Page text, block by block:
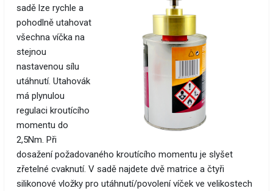
sadě lze rychle a
pohodlně utahovat
všechna víčka na
stejnou
nastavenou sílu
utáhnutí. Utahovák
má plynulou
regulaci kroutícího
momentu do
2,5Nm. Při
dosažení požadovaného kroutícího momentu je slyšet
zřetelné cvaknutí. V sadě najdete dvě matrice a čtyři
silikonové vložky pro utáhnutí/povolení víček ve velikostech